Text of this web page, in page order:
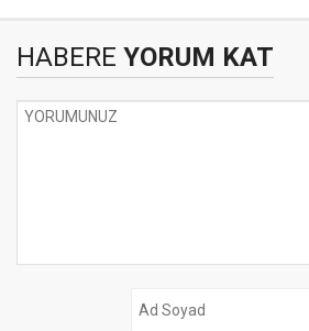
HABERE YORUM KAT